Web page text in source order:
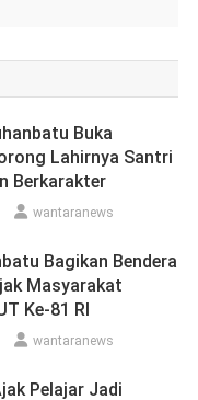
Buka
Lahirnya Santri
Berkarakter
wantaranews
Bagikan Bendera
Masyarakat
Ke-81 RI
wantaranews
Pelajar Jadi